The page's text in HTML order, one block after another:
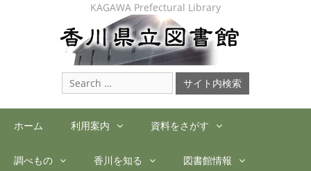
KAGAWA Prefectural Library
Search
for:
ホーム 利用案内 資料をさがす
調べもの 香川を知る 図書館情報